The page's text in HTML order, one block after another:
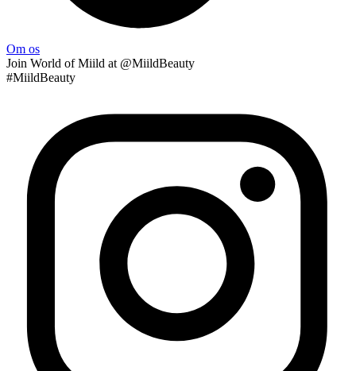
Om os
Join World of Miild at @MiildBeauty
#MiildBeauty